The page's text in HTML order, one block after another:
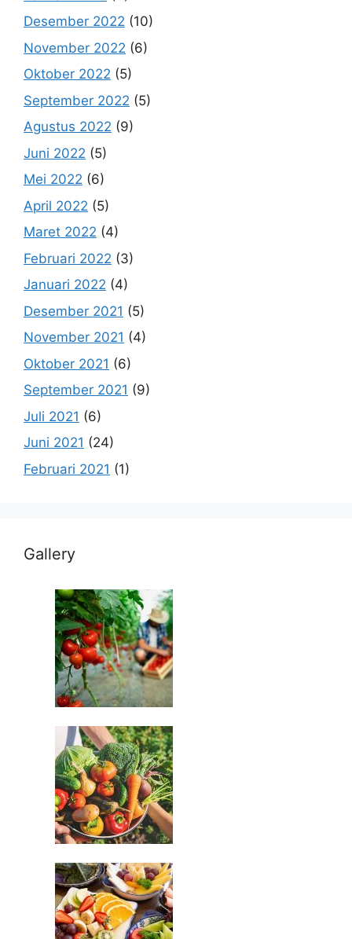
Desember 2022 (10)
November 2022 (6)
Oktober 2022 (5)
September 2022 (5)
Agustus 2022 (9)
Juni 2022 (5)
Mei 2022 (6)
April 2022 (5)
Maret 2022 (4)
Februari 2022 (3)
Januari 2022 (4)
Desember 2021 (5)
November 2021 (4)
Oktober 2021 (6)
September 2021 (9)
Juli 2021 (6)
Juni 2021 (24)
Februari 2021 (1)
Gallery